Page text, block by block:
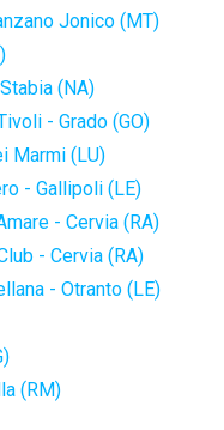
Jonico (MT)
(NA)
- Grado (GO)
Marmi (LU)
- Gallipoli (LE)
- Cervia (RA)
- Cervia (RA)
- Otranto (LE)
(RM)